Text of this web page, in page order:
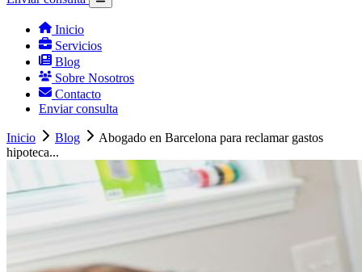
Inicio
Servicios
Blog
Sobre Nosotros
Contacto
Enviar consulta
Inicio Blog
Abogado en Barcelona para reclamar gastos
hipoteca...